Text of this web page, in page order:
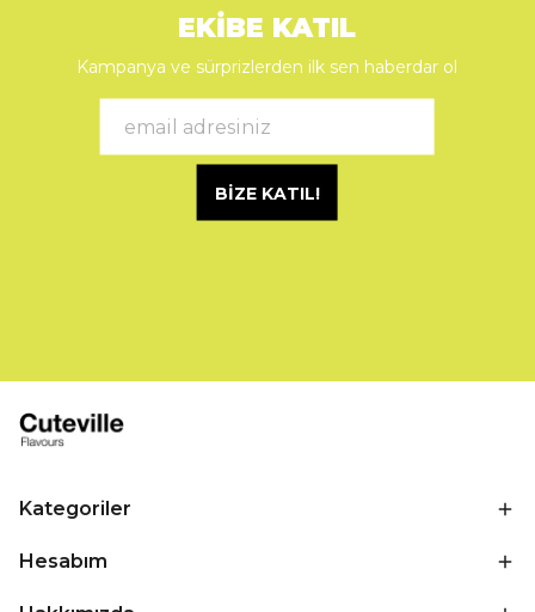
EKİBE KATIL
Kampanya ve sürprizlerden ilk sen haberdar ol
BİZE KATIL!
Kategoriler
Hesabım